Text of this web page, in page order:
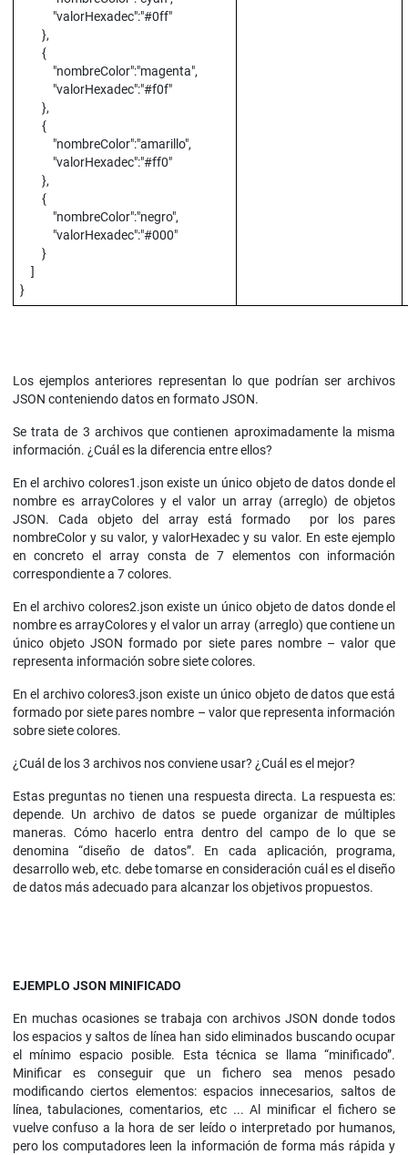
"valorHexadec":"#0ff"
},
{
"nombreColor":"magenta",
"valorHexadec":"#f0f"
},
{
"nombreColor":"amarillo",
"valorHexadec":"#ff0"
},
{
"nombreColor":"negro",
"valorHexadec":"#000"
}
]
}
Los ejemplos anteriores representan lo que podrían ser archivos
JSON conteniendo datos en formato JSON.
Se trata de 3 archivos que contienen aproximadamente la misma
información. ¿Cuál es la diferencia entre ellos?
En el archivo colores1.json existe un único objeto de datos donde el
nombre es arrayColores y el valor un array (arreglo) de objetos
JSON. Cada objeto del array está formado por los pares
nombreColor y su valor, y valorHexadec y su valor. En este ejemplo
en concreto el array consta de 7 elementos con información
correspondiente a 7 colores.
En el archivo colores2.json existe un único objeto de datos donde el
nombre es arrayColores y el valor un array (arreglo) que contiene un
único objeto JSON formado por siete pares nombre – valor que
representa información sobre siete colores.
En el archivo colores3.json existe un único objeto de datos que está
formado por siete pares nombre – valor que representa información
sobre siete colores.
¿Cuál de los 3 archivos nos conviene usar? ¿Cuál es el mejor?
Estas preguntas no tienen una respuesta directa. La respuesta es:
depende. Un archivo de datos se puede organizar de múltiples
maneras. Cómo hacerlo entra dentro del campo de lo que se
denomina “diseño de datos”. En cada aplicación, programa,
desarrollo web, etc. debe tomarse en consideración cuál es el diseño
de datos más adecuado para alcanzar los objetivos propuestos.
EJEMPLO JSON MINIFICADO
En muchas ocasiones se trabaja con archivos JSON donde todos
los espacios y saltos de línea han sido eliminados buscando ocupar
el mínimo espacio posible. Esta técnica se llama “minificado”.
Minificar es conseguir que un fichero sea menos pesado
modificando ciertos elementos: espacios innecesarios, saltos de
línea, tabulaciones, comentarios, etc ... Al minificar el fichero se
vuelve confuso a la hora de ser leído o interpretado por humanos,
pero los computadores leen la información de forma más rápida y